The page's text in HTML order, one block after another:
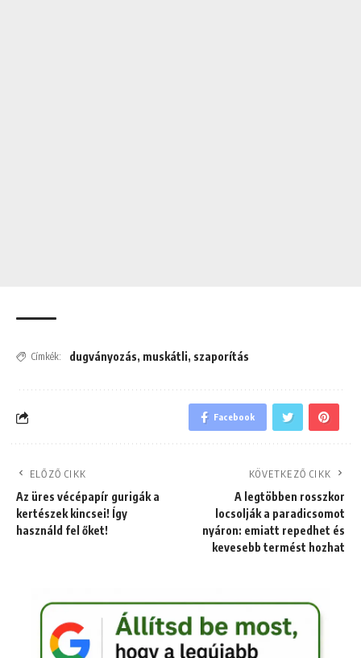
Címkék: dugványozás, muskátli, szaporítás
Facebook
ELŐZŐ CIKK
Az üres vécépapír gurigák a
kertészek kincsei! Így
használd fel őket!
KÖVETKEZŐ CIKK
A legtöbben rosszkor
locsolják a paradicsomot
nyáron: emiatt repedhet és
kevesebb termést hozhat